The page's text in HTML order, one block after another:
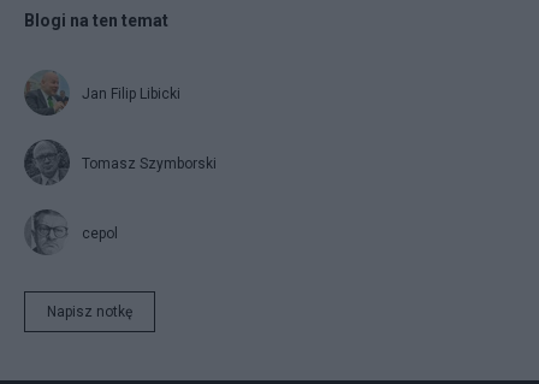
Blogi na ten temat
Jan Filip Libicki
Tomasz Szymborski
cepol
Napisz notkę